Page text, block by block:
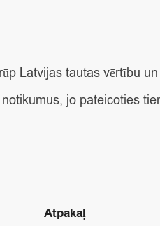
Latvijas tautas vērtību
jo pateicoties
Atpakaļ